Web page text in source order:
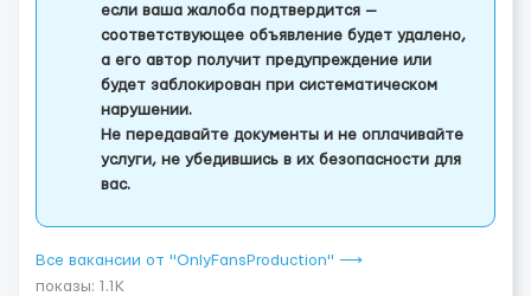
если ваша жалоба подтвердится —
соответствующее объявление будет удалено,
а его автор получит предупреждение или
будет заблокирован при систематическом
нарушении.
Не передавайте документы и не оплачивайте
услуги, не убедившись в их безопасности для
вас.
Все вакансии от "OnlyFansProduction" ⟶
показы: 1.1K